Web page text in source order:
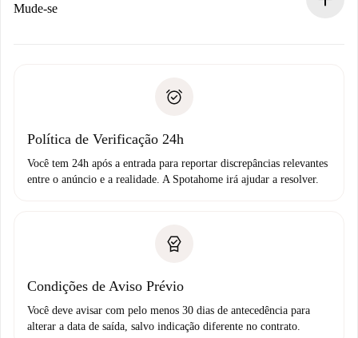
Se recusada: não cobraremos nada e ofereceremos
Débito direto bancário
Mude-se
não comunicar nenhum problema.
Política de Verificação 24h
Você tem 24h após a entrada para reportar discrepâncias relevantes
entre o anúncio e a realidade. A Spotahome irá ajudar a resolver.
Condições de Aviso Prévio
Você deve avisar com pelo menos 30 dias de antecedência para
alterar a data de saída, salvo indicação diferente no contrato.